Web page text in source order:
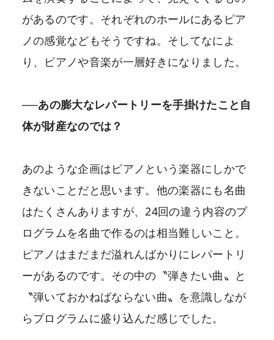
があるのです。それぞれのホールにあるピア
ノの感覚などもそうですね。そしてなによ
り、ピアノや音楽が一層好きになりました。
──あの膨大なレパートリーを手掛けたこと自
体が財産なのでは？
あのような企画はピアノという楽器にしかで
きないことだと思います。他の楽器にも名曲
はたくさんありますが、24回の違う内容のプ
ログラムを名曲で作るのは相当難しいこと。
ピアノはまだまだ溢れんばかりにレパートリ
ーがあるのです。その中の〝弾きたい曲〟と
〝弾いておかねばならない曲〟を意識しなが
らプログラムに盛り込んだ感じでした。